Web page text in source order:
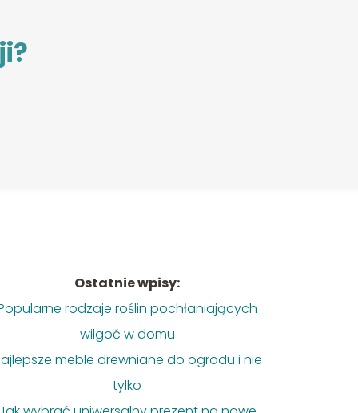
Ostatnie wpisy:
rodzaje roślin pochłaniających
wilgoć w domu
meble drewniane do ogrodu i nie
tylko